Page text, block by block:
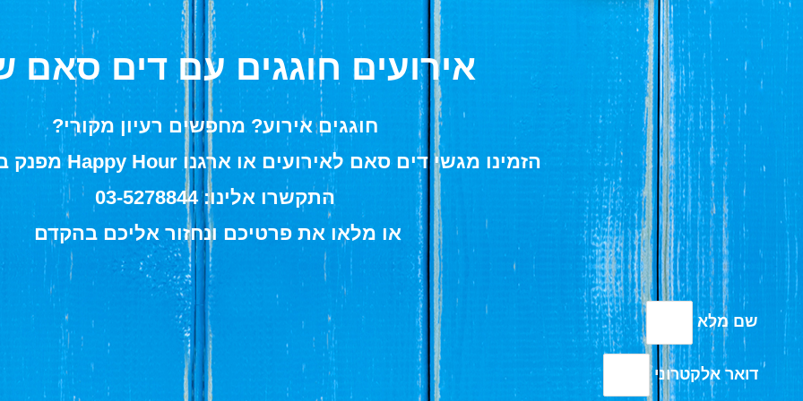
אירועים חוגגים עם דים סאם
חוגגים אירוע? מחפשים רעיון מקורי?
הזמינו מגשי דים סאם לאירועים או ארגנו Happy Hour מפנק בחברה שלכם
התקשרו אלינו:03-5278844
או מלאו את פרטיכם ונחזור אליכם בהקדם
שם מלא
דואר אלקטרוני